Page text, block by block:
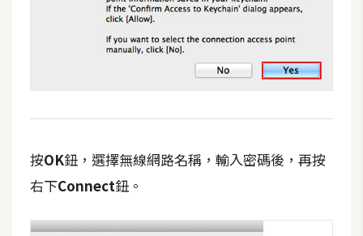
按OK鈕，選擇無線網路名稱，輸入密碼後，再按
右下Connect鈕。